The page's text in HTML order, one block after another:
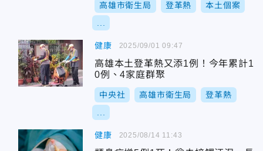
高雄市衛生局 登革熱 本土個案
健康
高雄本土登革熱又添1例！今年累計1
0例、4家庭群聚
中央社 高雄市衛生局 登革熱
2025/09/01 09:47
健康 2025/08/14 11:43